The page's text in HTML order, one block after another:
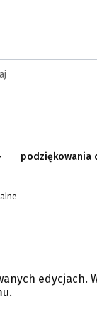
podziękowania